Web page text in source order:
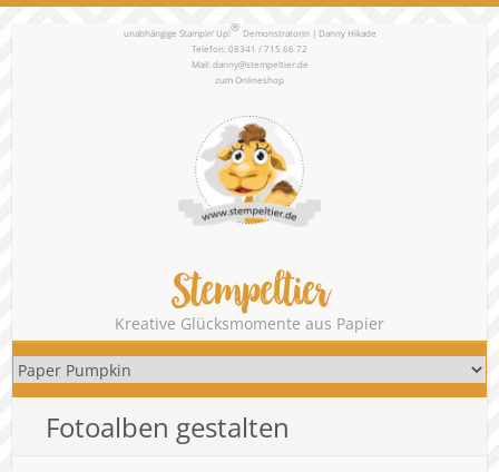
unabhängige Stampin‘ Up!® Demonstratorin | Danny Hikade
Telefon: 08341 / 715 66 72
Mail:danny@stempeltier.de
zumOnlineshop
Stempeltier
Kreative Glücksmomente aus Papier
Fotoalben gestalten